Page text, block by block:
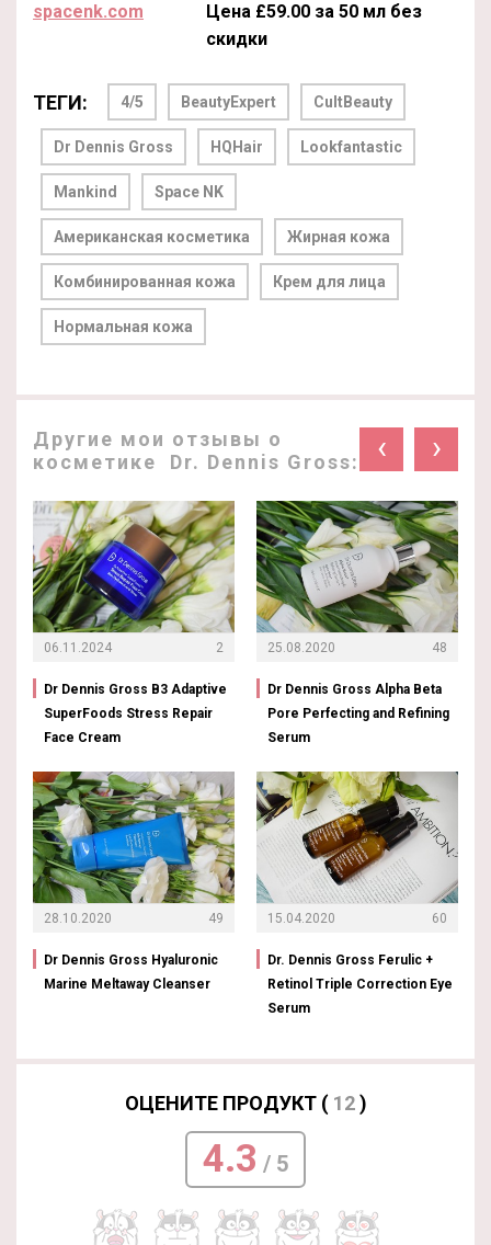
spacenk.com
Цена £59.00 за 50 мл без
скидки
ТЕГИ: 4/5 BeautyExpert CultBeauty
Dr Dennis Gross HQHair Lookfantastic
Mankind Space NK
Американская косметика Жирная кожа
Комбинированная кожа Крем для лица
Нормальная кожа
Другие мои отзывы о
косметике Dr. Dennis Gross:
‹ ›
06.11.2024 2
Dr Dennis Gross B3 Adaptive
SuperFoods Stress Repair
Face Cream
28.10.2020 49
Dr Dennis Gross Hyaluronic
Marine Meltaway Cleanser
25.08.2020 48
Dr Dennis Gross Alpha Beta
Pore Perfecting and Refining
Serum
15.04.2020 60
Dr. Dennis Gross Ferulic +
Retinol Triple Correction Eye
Serum
ОЦЕНИТЕ ПРОДУКТ ( 12)
4.3 / 5